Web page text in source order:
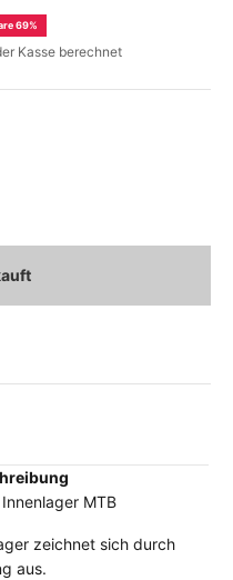
69%
Kasse berechnet
MTB
zeichnet sich durch
aus.